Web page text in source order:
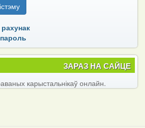
ЗАРАЗ НА САЙЦЕ
карыстальнікаў онлайн.